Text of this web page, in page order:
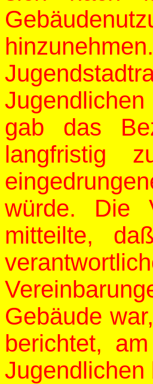
gab das
langfristig
würde. Die
mitteilte,
Gebäude
berichtet,
Jugendlichen